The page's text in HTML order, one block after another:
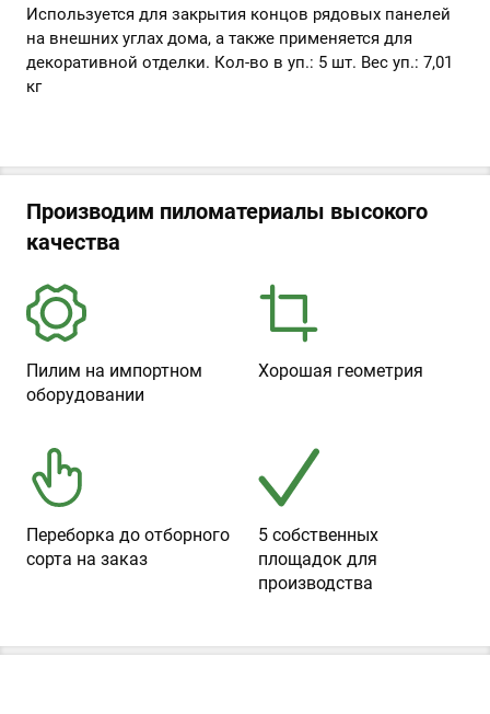
Используется для закрытия концов рядовых панелей
на внешних углах дома, а также применяется для
декоративной отделки. Кол-во в уп.: 5 шт. Вес уп.: 7,01
кг
Производим пиломатериалы высокого
качества
Пилим на импортном
оборудовании
Хорошая геометрия
Переборка до отборного
сорта на заказ
5 собственных
площадок для
производства